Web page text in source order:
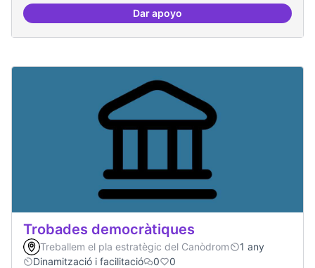
Dar apoyoTreball en xarxa amb projectes
Trobades democràtiques
Treballem el pla estratègic del Canòdrom
1 any
Dinamització i facilitació
0 0